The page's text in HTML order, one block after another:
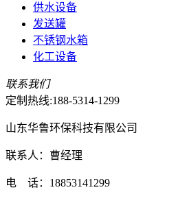
供水设备
发送罐
不锈钢水箱
化工设备
联系我们
定制热线:188-5314-1299
山东华鲁环保科技有限公司
联系人：曹经理
电 话：18853141299